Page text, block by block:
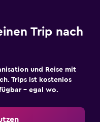
Trip nach
und Reise mit
Trips ist kostenlos
– egal wo.